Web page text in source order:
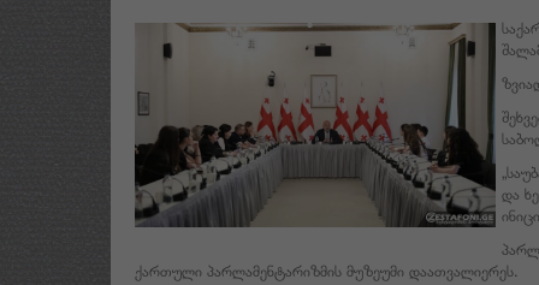
და
ქართული პარლამენტარიზმის მუზეუმი დაათვალიერეს.